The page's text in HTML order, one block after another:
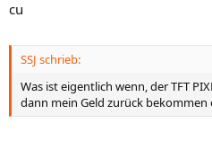
cu
SSJ schrieb:
Was ist eigentlich wenn, der TFT
dann mein Geld zurück